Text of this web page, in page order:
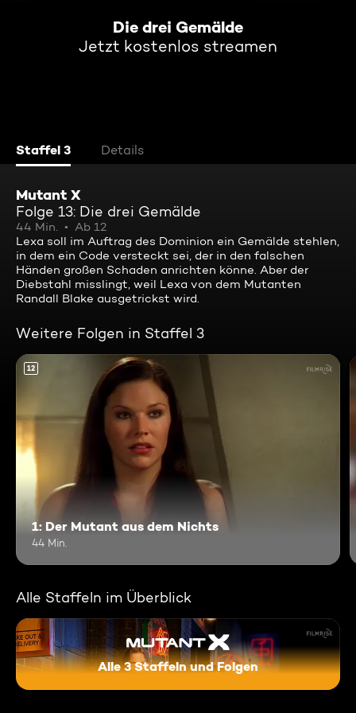
Die drei Gemälde
Jetzt kostenlos streamen
Staffel 3 Details
Mutant X
Folge 13: Die drei Gemälde
44 Min.
Ab 12
Lexa soll im Auftrag des Dominion ein Gemälde stehlen,
in dem ein Code versteckt sei, der in den falschen
Händen großen Schaden anrichten könne. Aber der
Diebstahl misslingt, weil Lexa von dem Mutanten
Randall Blake ausgetrickst wird.
Weitere Folgen in Staffel 3
12
1: Der Mutant aus dem Nichts
44 Min.
Alle Staffeln im Überblick
Alle 3 Staffeln und Folgen